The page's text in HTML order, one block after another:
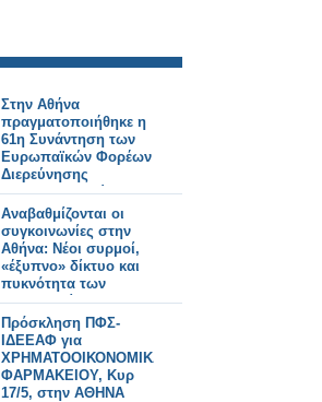
Στην Αθήνα
πραγματοποιήθηκε η
61η Συνάντηση των
Ευρωπαϊκών Φορέων
Διερεύνησης
Σιδηροδρομικών
Ατυχημάτων»
Αναβαθμίζονται οι
συγκοινωνίες στην
Αθήνα: Νέοι συρμοί,
«έξυπνο» δίκτυο και
πυκνότητα των
δρομολογίων σε
μετρό και λεωφορεία.
Πρόσκληση ΠΦΣ-
ΙΔΕΕΑΦ για
ΧΡΗΜΑΤΟΟΙΚΟΝΟΜΙΚΑ
ΦΑΡΜΑΚΕΙΟΥ, Κυρ
17/5, στην ΑΘΗΝΑ